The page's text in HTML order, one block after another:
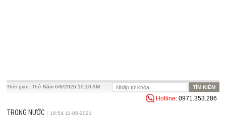
Thời gian:Thứ Năm 6/8/2026 10:10 AM
Hotline: 0971.353.286
TRONG NƯỚC 16:54 11-05-2021